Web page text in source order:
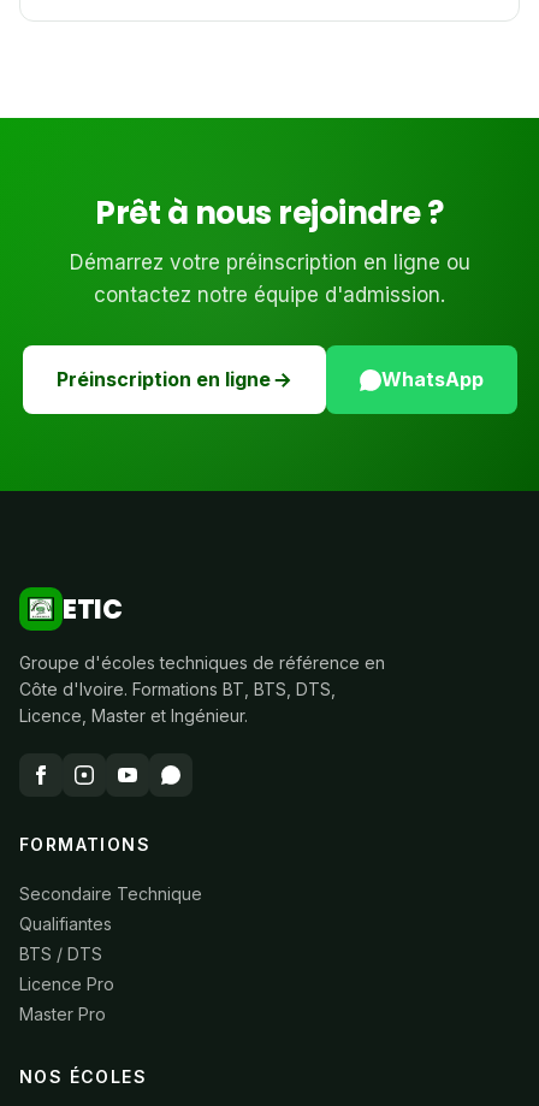
Prêt à nous rejoindre ?
Démarrez votre préinscription en ligne ou
contactez notre équipe d'admission.
Préinscription en ligne WhatsApp
ETIC
Groupe d'écoles techniques de référence en
Côte d'Ivoire. Formations BT, BTS, DTS,
Licence, Master et Ingénieur.
FORMATIONS
Secondaire Technique
Qualifiantes
BTS / DTS
Licence Pro
Master Pro
NOS ÉCOLES